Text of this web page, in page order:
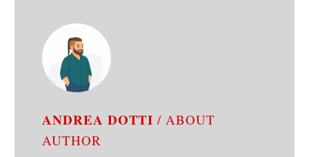
ANDREA DOTTI/ ABOUT
AUTHOR